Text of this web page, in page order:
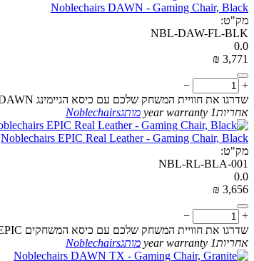
Noblechairs DAWN - Gaming Chair, Black
מק"ט:
NBL-DAW-FL-BLK
0.0
₪ 3,771
+
−
שדרגו את חוויית המשחק שלכם עם כיסא הגיימינג Noblechairs DAWN—המפגיש בין נוחות לעיצוב מודרני לביצועים גבוהים במיוחד
אחריות1 year warranty מותגNoblechairs
Noblechairs EPIC Real Leather - Gaming Chair, Black
מק"ט:
NBL-RL-BLA-001
0.0
₪ 3,656
+
−
שדרגו את חוויית המשחק שלכם עם כיסא המשחקים Noblechairs EPIC מעור אמיתי, המציע חומרים מעולים ונוחות שאין לה תחליף
אחריות1 year warranty מותגNoblechairs